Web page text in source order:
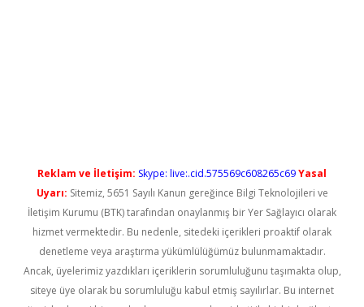
Reklam ve İletişim: Skype: live:.cid.575569c608265c69Yasal
Uyarı: Sitemiz, 5651 Sayılı Kanun gereğince Bilgi Teknolojileri ve
İletişim Kurumu (BTK) tarafından onaylanmış bir Yer Sağlayıcı olarak
hizmet vermektedir. Bu nedenle, sitedeki içerikleri proaktif olarak
denetleme veya araştırma yükümlülüğümüz bulunmamaktadır.
Ancak, üyelerimiz yazdıkları içeriklerin sorumluluğunu taşımakta olup,
siteye üye olarak bu sorumluluğu kabul etmiş sayılırlar. Bu internet